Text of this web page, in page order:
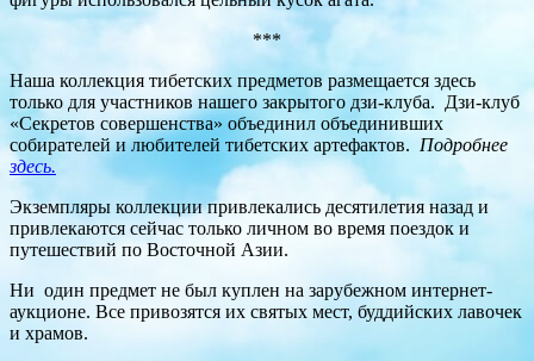
***
Наша коллекция тибетских предметов размещается здесь
только для участников нашего закрытого дзи-клуба. Дзи-клуб
«Секретов совершенства» объединил объединивших
собирателей и любителей тибетских артефактов. Подробнее
здесь.
Экземпляры коллекции привлекались десятилетия назад и
привлекаются сейчас только личном во время поездок и
путешествий по Восточной Азии.
Ни один предмет не был куплен на зарубежном интернет-
аукционе. Все привозятся их святых мест, буддийских лавочек
и храмов.